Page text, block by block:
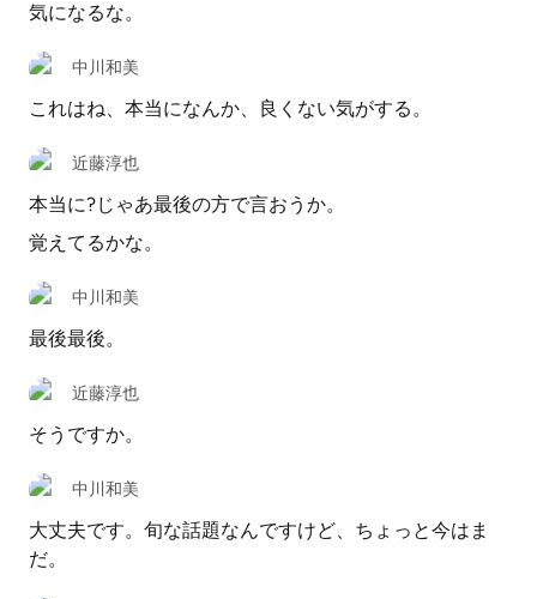
気になるな。
中川和美
これはね、本当になんか、良くない気がする。
近藤淳也
本当に?じゃあ最後の方で言おうか。
覚えてるかな。
中川和美
最後最後。
近藤淳也
そうですか。
中川和美
大丈夫です。旬な話題なんですけど、ちょっと今はま
だ。